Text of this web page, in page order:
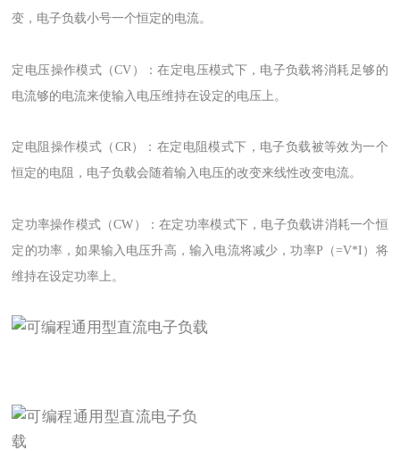
变，电子负载小号一个恒定的电流。
定电压操作模式（CV）：在定电压模式下，电子负载将消耗足够的
电流够的电流来使输入电压维持在设定的电压上。
定电阻操作模式（CR）： 在定电阻模式下，电子负载被等效为一个
恒定的电阻，电子负载会随着输入电压的改变来线性改变电流。
定功率操作模式（CW）：在定功率模式下，电子负载讲消耗一个恒
定的功率，如果输入电压升高，输入电流将减少，功率P（=V*I）将
维持在设定功率上。